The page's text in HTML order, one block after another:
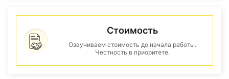
Стоимость
Озвучиваем стоимость до начала работы.
Честность в приоритете.